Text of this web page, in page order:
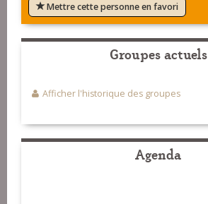
Mettre cette personne en favori
Groupes actuels
Afficher l'historique des groupes
Agenda